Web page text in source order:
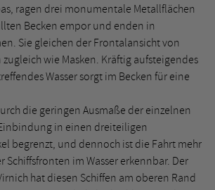
ragen drei monumentale Metallflächen
Becken empor und enden in
Sie gleichen der Frontalansicht von
wie Masken. Kräftig aufsteigendes
Wasser sorgt im Becken für eine
die geringen Ausmaße der einzelnen
in einen dreiteiligen
begrenzt, und dennoch ist die Fahrt mehr
Schiffsfronten im Wasser erkennbar. Der
hat diesen Schiffen am oberen Rand